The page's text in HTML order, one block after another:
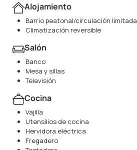
Alojamiento
Barrio peatonal/circulación limitada
Climatización reversible
Salón
Banco
Mesa y sillas
Televisión
Cocina
Vajilla
Utensilios de cocina
Hervidora eléctrica
Fregadero